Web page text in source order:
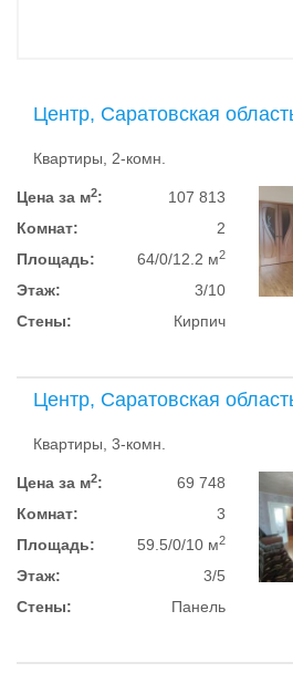
Центр, Саратовская
Квартиры, 2-комн.
Цена за м2:
107 813
Комнат:
2
Площадь:
64/0/12.2 м2
Этаж:
3/10
Стены:
Кирпич
Центр, Саратовская
Квартиры, 3-комн.
Цена за м2:
69 748
Комнат:
3
Площадь:
59.5/0/10 м2
Этаж:
3/5
Стены:
Панель